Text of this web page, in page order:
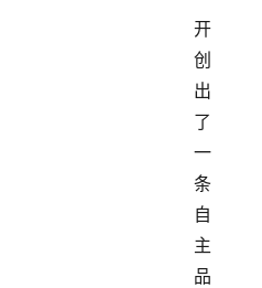
开
创
出
了
一
条
自
主
品